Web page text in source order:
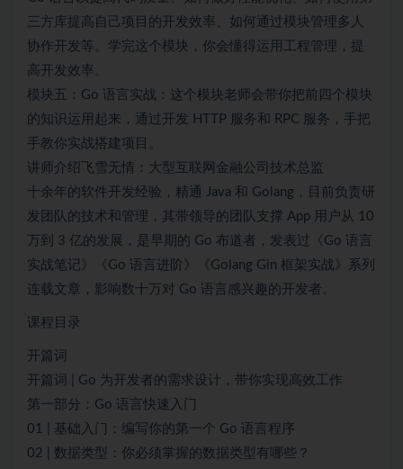
三方库提高自己项目的开发效率、如何通过模块管理多人
协作开发等。学完这个模块，你会懂得运用工程管理，提
高开发效率。
模块五：Go 语言实战：这个模块老师会带你把前四个模块
的知识运用起来，通过开发 HTTP 服务和 RPC 服务，手把
手教你实战搭建项目。
讲师介绍飞雪无情：大型互联网金融公司技术总监
十余年的软件开发经验，精通 Java 和 Golang，目前负责研
发团队的技术和管理，其带领导的团队支撑 App 用户从 10
万到 3 亿的发展，是早期的 Go 布道者，发表过《Go 语言
实战笔记》《Go 语言进阶》《Golang Gin 框架实战》系列
连载文章，影响数十万对 Go 语言感兴趣的开发者。
课程目录
开篇词
开篇词 | Go 为开发者的需求设计，带你实现高效工作
第一部分：Go 语言快速入门
01 | 基础入门：编写你的第一个 Go 语言程序
02 | 数据类型：你必须掌握的数据类型有哪些？